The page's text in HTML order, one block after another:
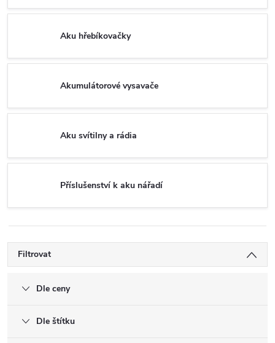
Aku hřebíkovačky
Akumulátorové vysavače
Aku svítilny a rádia
Příslušenství k aku nářadí
Filtrovat
Dle ceny
Dle štítku